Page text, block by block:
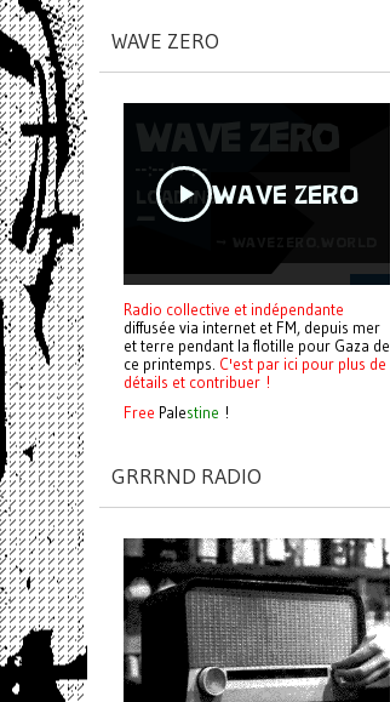
WAVE ZERO
Radio collective et indépendante
diffusée via internet et FM, depuis mer
et terre pendant la flotille pour Gaza de
ce printemps. C'est par ici pour plus de
détails et contribuer !
Free Palestine !
GRRRND RADIO